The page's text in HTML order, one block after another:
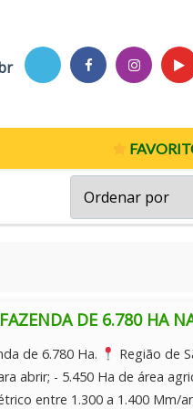
DE 6.780 HA
de 6.780 Ha.
Região de
abrir; - 5.450 Ha de área
entre 1.300 a 1.400 Mm/